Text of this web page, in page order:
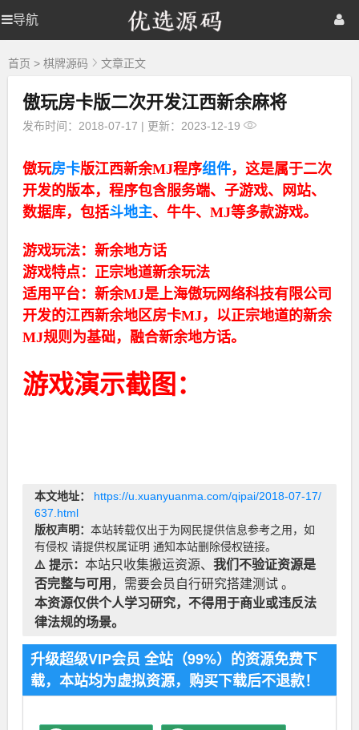
导航
优
选
码
优
选
首页 网站源码
棋牌源码
首页 > 棋牌源码 文章正文
傲玩房卡版二次开发江西新余麻将
发布时间：2018-07-17 | 更新：2023-12-19
傲玩房卡版江西新余MJ程序组件，这是属于二次
开发的版本，程序包含服务端、子游戏、网站、
数据库，包括斗地主、牛牛、MJ等多款游戏。
游戏玩法：新余地方话
游戏特点：正宗地道新余玩法
适用平台：新余MJ是上海傲玩网络科技有限公司
开发的江西新余地区房卡MJ，以正宗地道的新余
MJ规则为基础，融合新余地方话。
游戏演示截图：
本文地址：
https://u.xuanyuanma.com/qipai/2018-07-17/
637.html
版权声明： 本站转载仅出于为网民提供信息参考之用，如
有侵权 请提供权属证明 通知本站删除侵权链接。
⚠️ 提示： 本站只收集搬运资源、 我们不验证资源是
否完整与可用 ，需要会员自行研究搭建测试 。
本资源仅供个人学习研究，不得用于商业或违反法
律法规的场景。
升级超级VIP会员 全站（99%）的资源免费下
载，本站均为虚拟资源，购买下载后不退款！